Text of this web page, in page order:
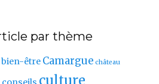
par thème
bien-être Camargue château
culture